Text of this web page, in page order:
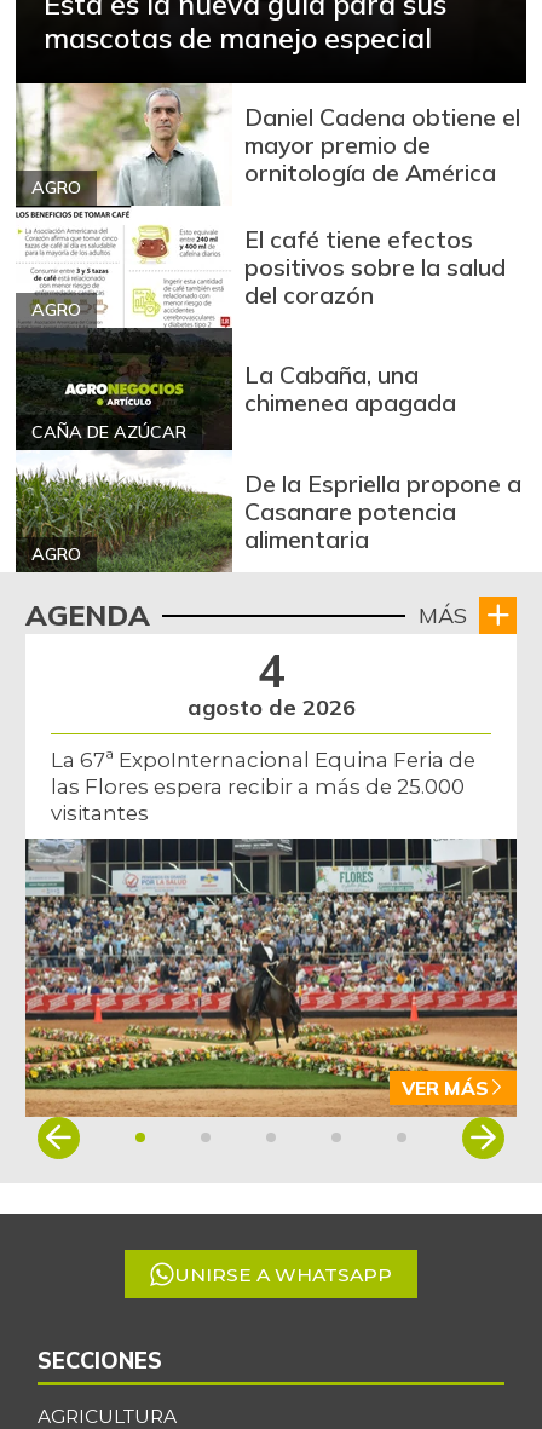
mascotas de manejo especial
AGRO
Daniel Cadena obtiene el
mayor premio de
ornitología de América
AGRO
El café tiene efectos
positivos sobre la salud
del corazón
CAÑA DE AZÚCAR
La Cabaña, una
chimenea apagada
AGRO
De la Espriella propone a
Casanare potencia
alimentaria
AGENDA MÁS
4
agosto de 2026
La 67ª ExpoInternacional Equina Feria de
las Flores espera recibir a más de 25.000
visitantes
VER MÁS
Item
5
UNIRSE A WHATSAPP
SECCIONES
AGRICULTURA